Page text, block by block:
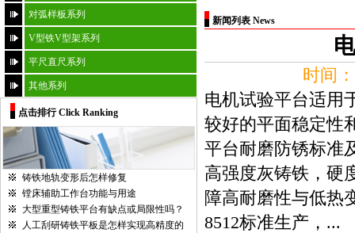
对弧样板系列
V型铁V型架系列
平尺直尺系列
其他系列
点击排行 Click Ranking
铸铁地轨变形后怎样修复
镗床辅助工作台功能与用途
大型重型铸铁平台有缺点或局限性吗？
人工刮研铸铁平板是怎样实现高精度的
新闻列表 News
时间
电机试验平台适用
较好的平面稳定性
平台耐磨防锈标准
高强度灰铸铁，硬
障高耐磨性与低热
8512标准生产，...